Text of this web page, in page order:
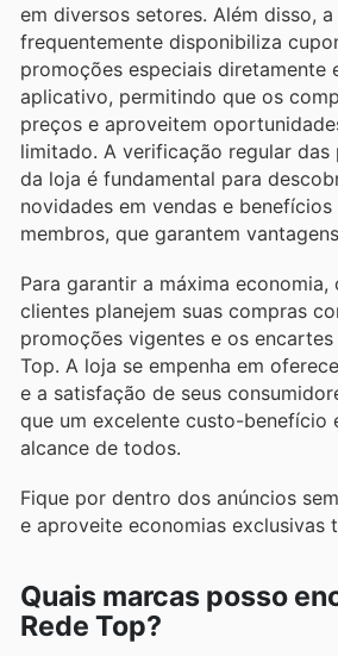
em diversos setores. Além disso, a
frequentemente disponibiliza
promoções especiais diretamente
aplicativo, permitindo que os
preços e aproveitem
limitado. A verificação regular das
da loja é fundamental para
novidades em vendas e
membros, que garantem
Para garantir a máxima economia,
clientes planejem suas compras
promoções vigentes e os encartes
Top. A loja se empenha em
e a satisfação de seus
que um excelente custo-benefício
alcance de todos.
Fique por dentro dos anúncios
e aproveite economias exclusivas
Quais marcas posso
Rede Top?